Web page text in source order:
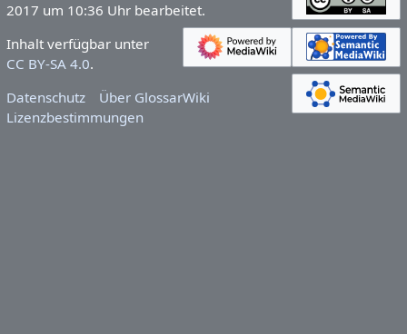
2017 um 10:36 Uhr bearbeitet.
Inhalt verfügbar unter
CC BY-SA 4.0.
Datenschutz
Über GlossarWiki
Lizenzbestimmungen